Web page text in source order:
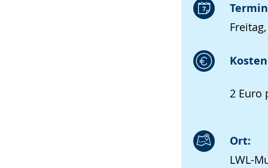
2 Euro
Ort:
LWL-